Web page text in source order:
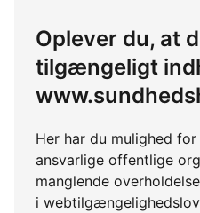
Oplever du, at
tilgængeligt
Her har du mulighed
ansvarlige offentlige
manglende
i